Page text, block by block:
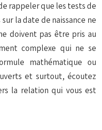
rappeler que les tests de
la date de naissance ne
doivent pas être pris au
complexe qui ne se
mathématique ou
et surtout, écoutez
la relation qui vous est